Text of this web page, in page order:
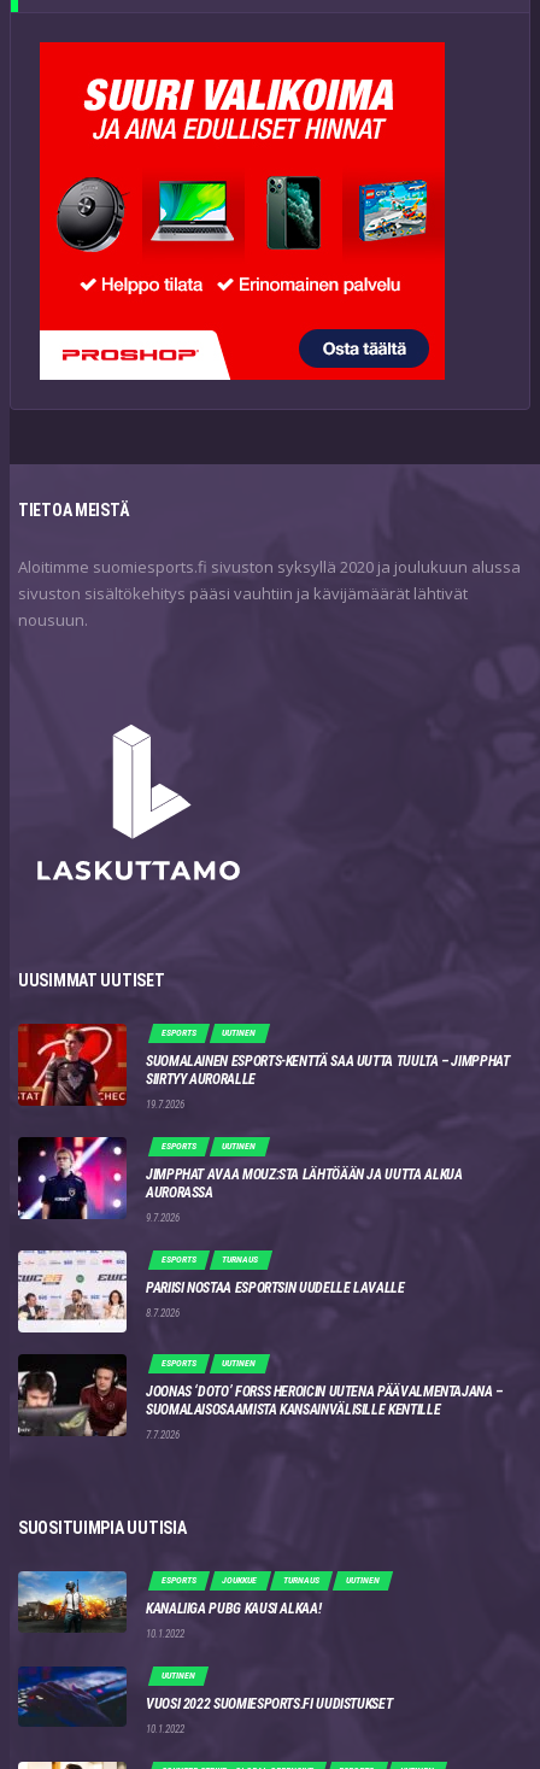
TIETOA MEISTÄ
Aloitimme suomiesports.fi sivuston syksyllä 2020 ja joulukuun alussa
sivuston sisältökehitys pääsi vauhtiin ja kävijämäärät lähtivät
nousuun.
UUSIMMAT UUTISET
ESPORTS UUTINEN
SUOMALAINEN ESPORTS-KENTTÄ SAA UUTTA TUULTA – JIMPPHAT
SIIRTYY AURORALLE
19.7.2026
ESPORTS UUTINEN
JIMPPHAT AVAA MOUZ:STA LÄHTÖÄÄN JA UUTTA ALKUA
AURORASSA
9.7.2026
ESPORTS TURNAUS
PARIISI NOSTAA ESPORTSIN UUDELLE LAVALLE
8.7.2026
ESPORTS UUTINEN
JOONAS ‘DOTO’ FORSS HEROICIN UUTENA PÄÄVALMENTAJANA –
SUOMALAISOSAAMISTA KANSAINVÄLISILLE KENTILLE
7.7.2026
SUOSITUIMPIA UUTISIA
ESPORTS JOUKKUE TURNAUS UUTINEN
KANALIIGA PUBG KAUSI ALKAA!
10.1.2022
UUTINEN
VUOSI 2022 SUOMIESPORTS.FI UUDISTUKSET
10.1.2022